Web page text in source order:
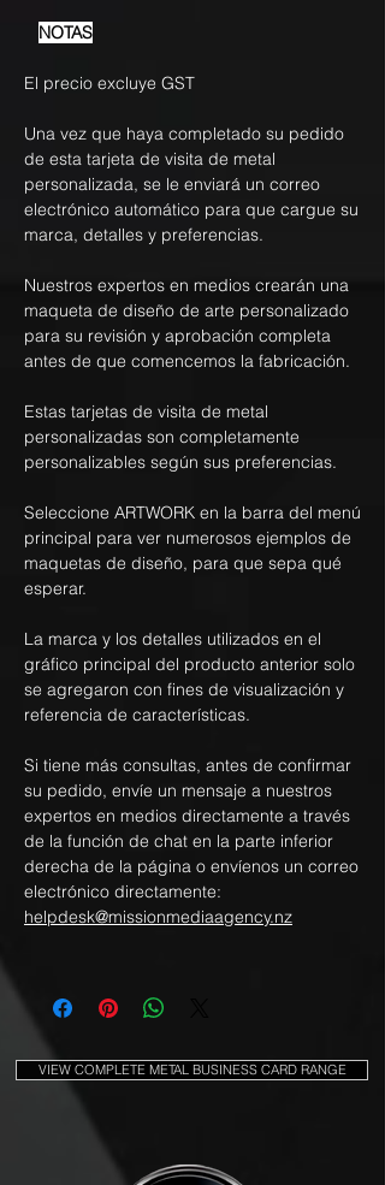
NOTAS
El precio excluye GST
Una vez que haya completado su pedido
de esta tarjeta de visita de metal
personalizada, se le enviará un correo
electrónico automático para que cargue su
marca, detalles y preferencias.
Nuestros expertos en medios crearán una
maqueta de diseño de arte personalizado
para su revisión y aprobación completa
antes de que comencemos la fabricación.
Estas tarjetas de visita de metal
personalizadas son completamente
personalizables según sus preferencias.
Seleccione ARTWORK en la barra del menú
principal para ver numerosos ejemplos de
maquetas de diseño, para que sepa qué
esperar.
La marca y los detalles utilizados en el
gráfico principal del producto anterior solo
se agregaron con fines de visualización y
referencia de características.
Si tiene más consultas, antes de confirmar
su pedido, envíe un mensaje a nuestros
expertos en medios directamente a través
de la función de chat en la parte inferior
derecha de la página o envíenos un correo
electrónico directamente:
helpdesk@missionmediaagency.nz
VIEW COMPLETE METAL BUSINESS CARD RANGE